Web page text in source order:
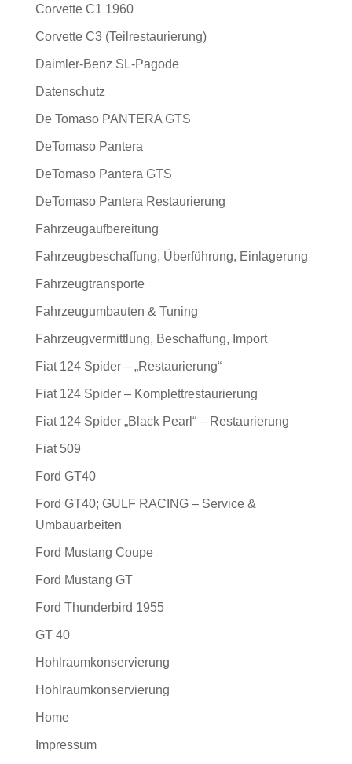
Corvette C1 1960
Corvette C3 (Teilrestaurierung)
Daimler-Benz SL-Pagode
Datenschutz
De Tomaso PANTERA GTS
DeTomaso Pantera
DeTomaso Pantera GTS
DeTomaso Pantera Restaurierung
Fahrzeugaufbereitung
Fahrzeugbeschaffung, Überführung, Einlagerung
Fahrzeugtransporte
Fahrzeugumbauten & Tuning
Fahrzeugvermittlung, Beschaffung, Import
Fiat 124 Spider – „Restaurierung“
Fiat 124 Spider – Komplettrestaurierung
Fiat 124 Spider „Black Pearl“ – Restaurierung
Fiat 509
Ford GT40
Ford GT40; GULF RACING – Service &
Umbauarbeiten
Ford Mustang Coupe
Ford Mustang GT
Ford Thunderbird 1955
GT 40
Hohlraumkonservierung
Hohlraumkonservierung
Home
Impressum